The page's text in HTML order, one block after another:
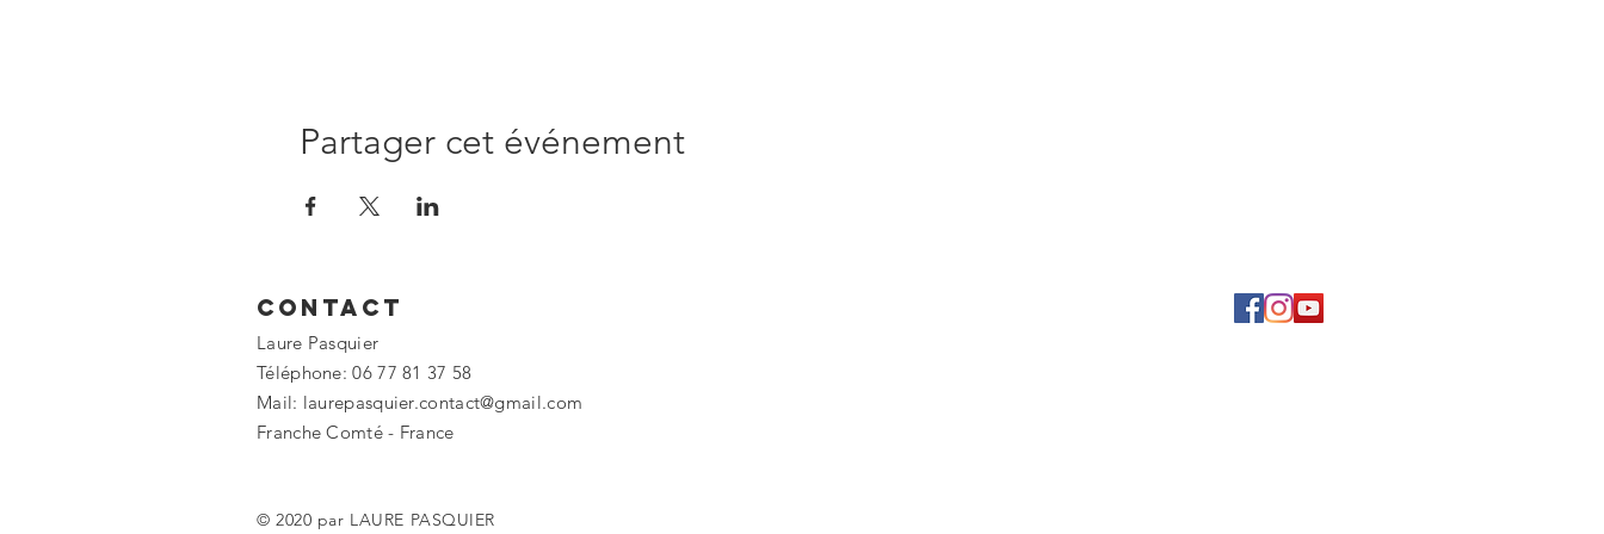
Partager cet événement
Contact
Laure Pasquier
Téléphone: 06 77 81 37 58
Mail: laurepasquier.contact@gmail.com
Franche Comté - France
© 2020 par LAURE PASQUIER